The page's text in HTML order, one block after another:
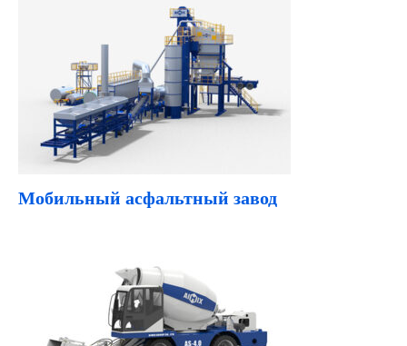
Мобильный асфальтный завод